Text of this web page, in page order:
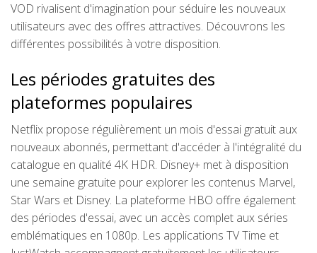
VOD rivalisent d'imagination pour séduire les nouveaux
utilisateurs avec des offres attractives. Découvrons les
différentes possibilités à votre disposition.
Les périodes gratuites des
plateformes populaires
Netflix propose régulièrement un mois d'essai gratuit aux
nouveaux abonnés, permettant d'accéder à l'intégralité du
catalogue en qualité 4K HDR. Disney+ met à disposition
une semaine gratuite pour explorer les contenus Marvel,
Star Wars et Disney. La plateforme HBO offre également
des périodes d'essai, avec un accès complet aux séries
emblématiques en 1080p. Les applications TV Time et